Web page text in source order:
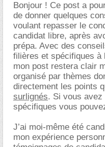
Bonjour ! Ce post a
de donner quelques
voulant repasser le
candidat libre, après
prépa. Avec des
filières et spécifiques à
mon post restera clair
organisé par thèmes
directement les points
surlignés. Si vous avez
spécifiques vous
J’ai moi-même été
mon expérience